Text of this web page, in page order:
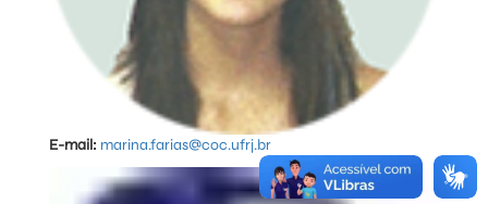
E-mail: marina.farias@coc.ufrj.br